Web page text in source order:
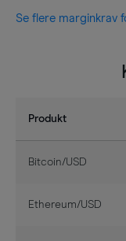
Se flere marginkrav
Produkt
Bitcoin/USD
Ethereum/USD